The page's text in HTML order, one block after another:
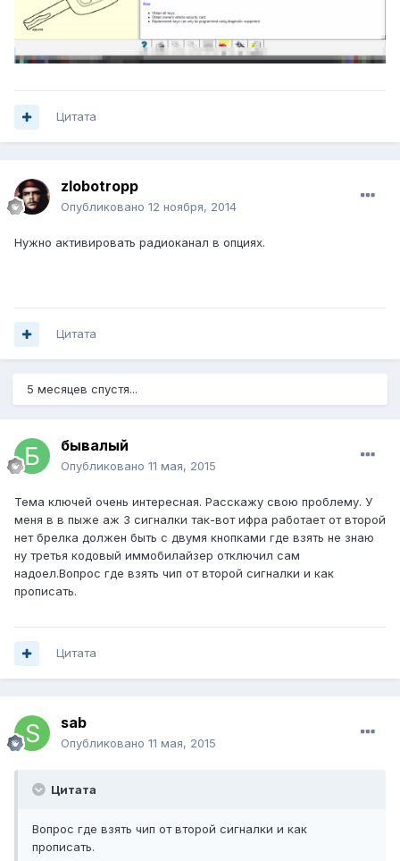
Цитата
zlobotropp
Опубликовано 12 ноября, 2014
Нужно активировать радиоканал в опциях.
Цитата
5 месяцев спустя...
бывалый
Опубликовано 11 мая, 2015
Тема ключей очень интересная. Расскажу свою проблему. У
меня в в пыже аж 3 сигналки так-вот ифра работает от второй
нет брелка должен быть с двумя кнопками где взять не знаю
ну третья кодовый иммобилайзер отключил сам
надоел.Вопрос где взять чип от второй сигналки и как
прописать.
Цитата
sab
Опубликовано 11 мая, 2015
Цитата
Вопрос где взять чип от второй сигналки и как
прописать.